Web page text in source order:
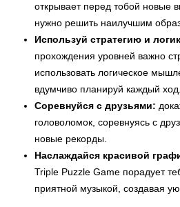
открывает перед тобой новые
нужно решить наилучшим
Используй стратегию и
прохождения уровней важно
использовать логическое
вдумчиво планируй каждый ход.
Соревнуйся с друзьями:
головоломок, соревнуясь с
новые рекорды.
Наслаждайся красивой
Triple Puzzle Game порадует
приятной музыкой, создавая